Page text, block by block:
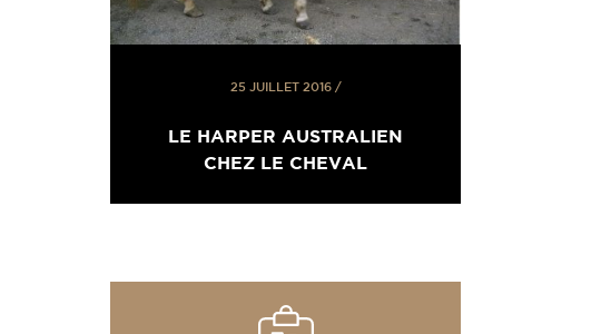
25 JUILLET 2016/
LE HARPER AUSTRALIEN
CHEZ LE CHEVAL